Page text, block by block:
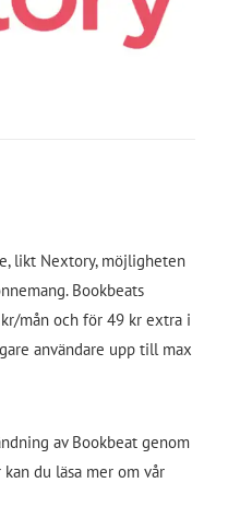
likt Nextory, möjligheten
Bookbeats
mån och för 49 kr extra i
användare upp till max
av Bookbeat genom
kan du läsa mer om vår